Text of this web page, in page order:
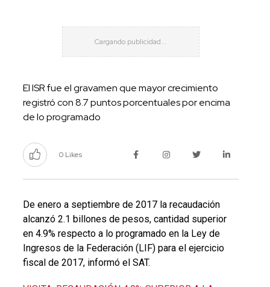
El ISR fue el gravamen que mayor crecimiento
registró con 8.7 puntos porcentuales por encima
de lo programado
0 Likes
De enero a septiembre de 2017 la recaudación
alcanzó 2.1 billones de pesos, cantidad superior
en 4.9% respecto a lo programado en la Ley de
Ingresos de la Federación (LIF) para el ejercicio
fiscal de 2017, informó el SAT.